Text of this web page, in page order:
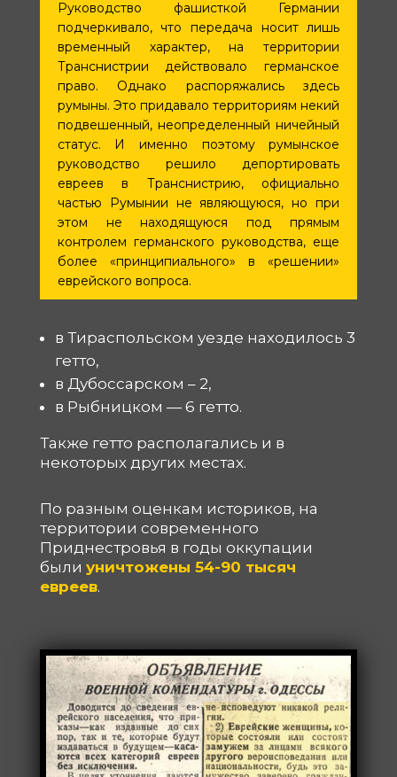
Руководство фашисткой Германии
подчеркивало, что передача носит лишь
временный характер, на территории
Транснистрии действовало германское
право. Однако распоряжались здесь
румыны. Это придавало территориям некий
подвешенный, неопределенный ничейный
статус. И именно поэтому румынское
руководство решило депортировать
евреев в Транснистрию, официально
частью Румынии не являющуюся, но при
этом не находящуюся под прямым
контролем германского руководства, еще
более «принципиального» в «решении»
еврейского вопроса.
в Тираспольском уезде находилось 3
гетто,
в Дубоссарском – 2,
в Рыбницком — 6 гетто.
Также гетто располагались и в
некоторых других местах.
По разным оценкам историков, на
территории современного
Приднестровья в годы оккупации
были уничтожены 54-90 тысяч
евреев.